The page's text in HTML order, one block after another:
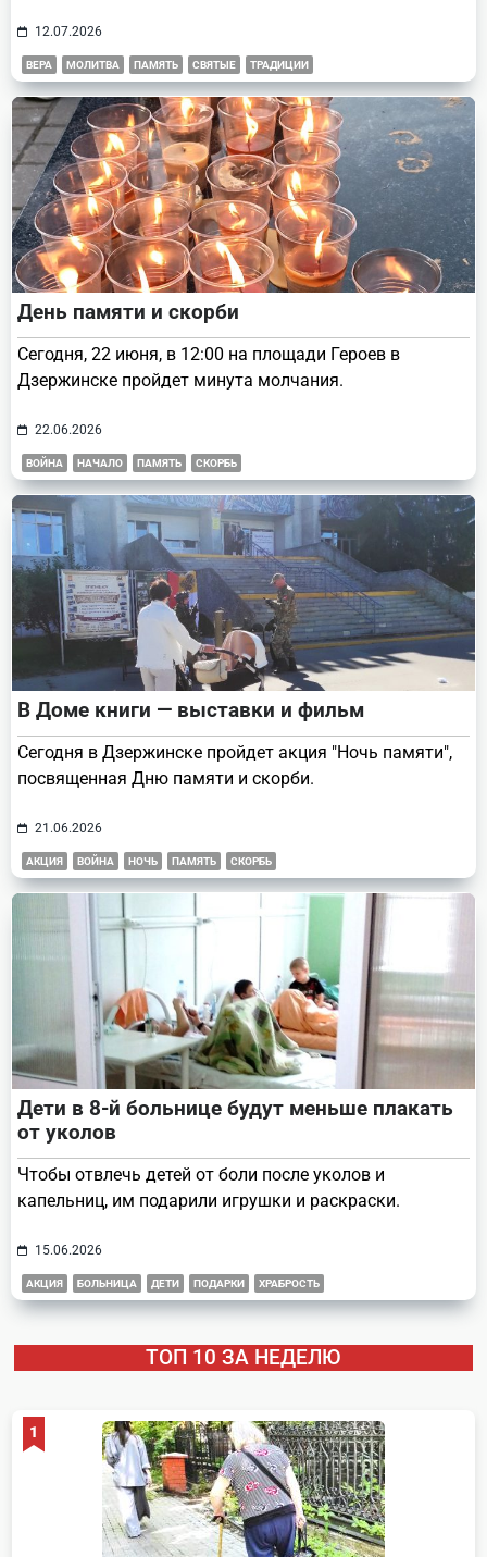
12.07.2026
ВЕРА МОЛИТВА ПАМЯТЬ СВЯТЫЕ ТРАДИЦИИ
День памяти и скорби
Сегодня, 22 июня, в 12:00 на площади Героев в
Дзержинске пройдет минута молчания.
22.06.2026
ВОЙНА НАЧАЛО ПАМЯТЬ СКОРБЬ
В Доме книги — выставки и фильм
Сегодня в Дзержинске пройдет акция "Ночь памяти",
посвященная Дню памяти и скорби.
21.06.2026
АКЦИЯ ВОЙНА НОЧЬ ПАМЯТЬ СКОРБЬ
Дети в 8-й больнице будут меньше плакать
от уколов
Чтобы отвлечь детей от боли после уколов и
капельниц, им подарили игрушки и раскраски.
15.06.2026
АКЦИЯ БОЛЬНИЦА ДЕТИ ПОДАРКИ ХРАБРОСТЬ
ТОП 10 ЗА НЕДЕЛЮ